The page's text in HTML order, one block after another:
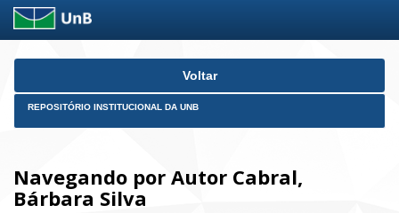
Skip
Voltar
REPOSITÓRIO INSTITUCIONAL DA UNB
Navegando por Autor Cabral,
Bárbara Silva